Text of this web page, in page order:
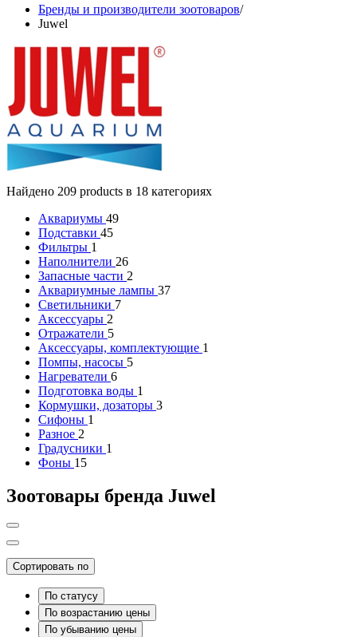
Бренды и производители зоотоваров/
Juwel
Найдено 209 products в 18 категориях
Аквариумы 49
Подставки 45
Фильтры 1
Наполнители 26
Запасные части 2
Аквариумные лампы 37
Светильники 7
Аксессуары 2
Отражатели 5
Аксессуары, комплектующие 1
Помпы, насосы 5
Нагреватели 6
Подготовка воды 1
Кормушки, дозаторы 3
Сифоны 1
Разное 2
Градусники 1
Фоны 15
Зоотовары бренда Juwel
Сортировать по
По статусу
По возрастанию цены
По убыванию цены